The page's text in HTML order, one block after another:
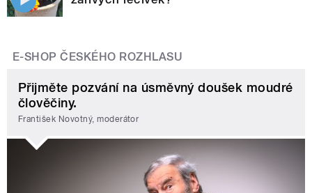
E-SHOP ČESKÉHO ROZHLASU
Přijměte pozvání na úsměvný doušek moudré
člověčiny.
František Novotný, moderátor